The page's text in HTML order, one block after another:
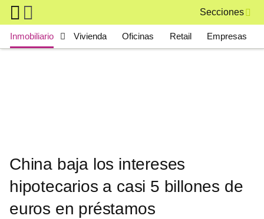
Skip to main content
Secciones
Main navigation
Inmobiliario Vivienda Oficinas Retail Empresas
China baja los intereses
hipotecarios a casi 5 billones de
euros en préstamos